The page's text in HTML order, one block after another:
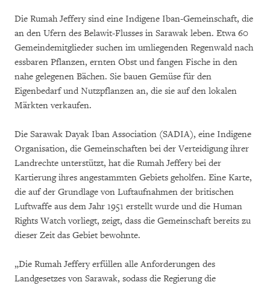
Die Rumah Jeffery sind eine Indigene Iban-Gemeinschaft, die
an den Ufern des Belawit-Flusses in Sarawak leben. Etwa 60
Gemeindemitglieder suchen im umliegenden Regenwald nach
essbaren Pflanzen, ernten Obst und fangen Fische in den
nahe gelegenen Bächen. Sie bauen Gemüse für den
Eigenbedarf und Nutzpflanzen an, die sie auf den lokalen
Märkten verkaufen.
Die Sarawak Dayak Iban Association (SADIA), eine Indigene
Organisation, die Gemeinschaften bei der Verteidigung ihrer
Landrechte unterstützt, hat die Rumah Jeffery bei der
Kartierung ihres angestammten Gebiets geholfen. Eine Karte,
die auf der Grundlage von Luftaufnahmen der britischen
Luftwaffe aus dem Jahr 1951 erstellt wurde und die Human
Rights Watch vorliegt, zeigt, dass die Gemeinschaft bereits zu
dieser Zeit das Gebiet bewohnte.
„Die Rumah Jeffery erfüllen alle Anforderungen des
Landgesetzes von Sarawak, sodass die Regierung die